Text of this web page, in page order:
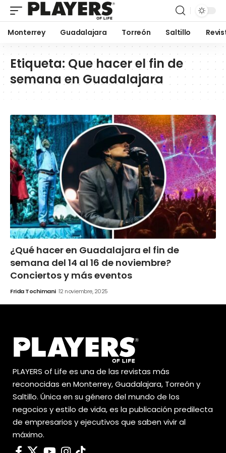
Monterrey Guadalajara Torreón Saltillo
Etiqueta: Que hacer el fin de
semana en Guadalajara
¿Qué hacer en Guadalajara el fin de
semana del 14 al 16 de noviembre?
Conciertos y más eventos
Frida Tochimani 12 noviembre, 2025
PLAYERS of Life es una de las revistas más
reconocidas en Monterrey, Guadalajara, Torreón y
Saltillo. Única en su género del mundo de los
negocios y estilo de vida, es la publicación predilecta
de empresarios y ejecutivos que saben vivir al
máximo.